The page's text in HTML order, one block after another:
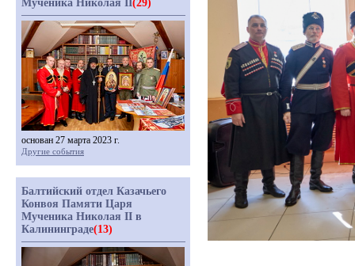
Мученика Николая II(29)
основан 27 марта 2023 г.
Другие события
Балтийский отдел Казачьего
Конвоя Памяти Царя
Мученика Николая II в
Калининграде(13)